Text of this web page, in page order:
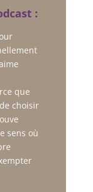
:
que
choisir
sens où